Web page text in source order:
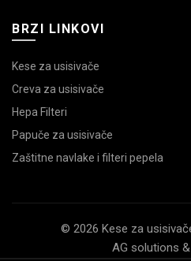
BRZI LINKOVI
Kese za usisivače
Creva za usisivače
Hepa Filteri
Papuče za usisivače
Zaštitne navlake i filteri pepela
© 2026 Kese za
AG solutions